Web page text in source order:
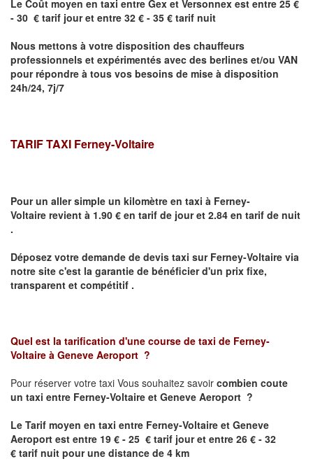
Le Coût moyen en taxi entre Gex et Versonnex est entre 25 €
- 30 € tarif jour et entre 32 € - 35 € tarif nuit
Nous mettons à votre disposition des chauffeurs
professionnels et expérimentés avec des berlines et/ou VAN
pour répondre à tous vos besoins de mise à disposition
24h/24, 7j/7
TARIF TAXI Ferney-Voltaire
Pour un aller simple un kilomètre en taxi à Ferney-
Voltaire revient à 1.90 € en tarif de jour et 2.84 en tarif de nuit
.
Déposez votre demande de devis taxi sur Ferney-Voltaire via
notre site c'est la garantie de bénéficier d'un prix fixe,
transparent et compétitif .
Quel est la tarification d'une course de taxi de Ferney-
Voltaire à Geneve Aeroport ?
Pour réserver votre taxi Vous souhaitez savoir combien coute
un taxi entre Ferney-Voltaire et Geneve Aeroport ?
Le Tarif moyen en taxi entre Ferney-Voltaire et Geneve
Aeroport est entre 19 € - 25 € tarif jour et entre 26 € - 32
€ tarif nuit pour une distance de 4 km